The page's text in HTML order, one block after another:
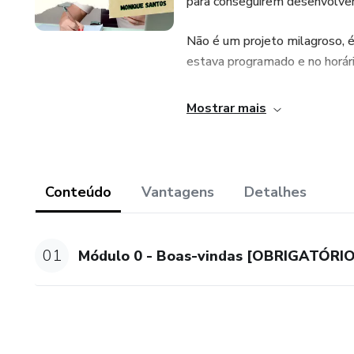
Não é um projeto milagroso,
estava programado e no
A melhor maneira de achar
Módulo 2 - Pilares do
Mostrar mais
Conteúdo Vantagens Detalhes
01 Módulo 0 - Boas-vindas